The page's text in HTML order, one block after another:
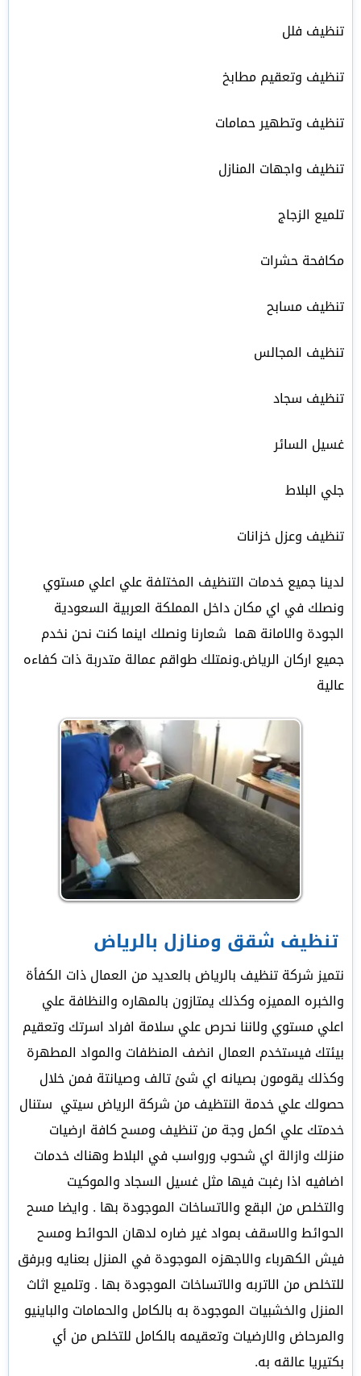
تنظيف فلل
تنظيف وتعقيم مطابخ
تنظيف وتطهير حمامات
تنظيف واجهات المنازل
تلميع الزجاج
مكافحة حشرات
تنظيف مسابح
تنظيف المجالس
تنظيف سجاد
غسيل السائر
جلي البلاط
تنظيف وعزل خزانات
لدينا جميع خدمات التنظيف المختلفة علي اعلي مستوي
ونصلك في اي مكان داخل المملكة العربية السعودية
الجودة والامانة هما شعارنا ونصلك اينما كنت نحن نخدم
جميع اركان الرياض.ونمتلك طواقم عمالة متدربة ذات كفاءه
عالية
تنظيف شقق ومنازل بالرياض
نتميز شركة تنظيف بالرياض بالعديد من العمال ذات الكفأة
والخبره المميزه وكذلك يمتازون بالمهاره والنظافة علي
اعلي مستوي ولاننا نحرص علي سلامة افراد اسرتك وتعقيم
بيئتك فيستخدم العمال انضف المنظفات والمواد المطهرة
وكذلك يقومون بصيانه اي شئ تالف وصيانتة فمن خلال
حصولك علي خدمة النتظيف من شركة الرياض سيتي ستنال
خدمتك علي اكمل وجة من تنظيف ومسح كافة ارضيات
منزلك وازالة اي شحوب ورواسب في البلاط وهناك خدمات
اضافيه اذا رغبت فيها مثل غسيل السجاد والموكيت
والتخلص من البقع والاتساخات الموجودة بها . وايضا مسح
الحوائط والاسقف بمواد غير ضاره لدهان الحوائط ومسح
فيش الكهرباء والاجهزه الموجودة في المنزل بعنايه وبرفق
للتخلص من الاتربه والاتساخات الموجودة بها . وتلميع اثاث
المنزل والخشبيات الموجودة به بالكامل والحمامات والباينيو
والمرحاض والارضيات وتعقيمه بالكامل للتخلص من أي
بكتيريا عالقه به.